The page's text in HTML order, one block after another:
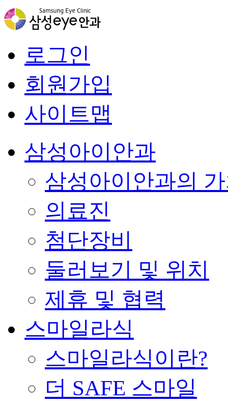
로그인
회원가입
사이트맵
삼성아이안과
삼성아이안과의
의료진
첨단장비
둘러보기 및 위치
제휴 및 협력
스마일라식
스마일라식이란?
더 SAFE 스마일